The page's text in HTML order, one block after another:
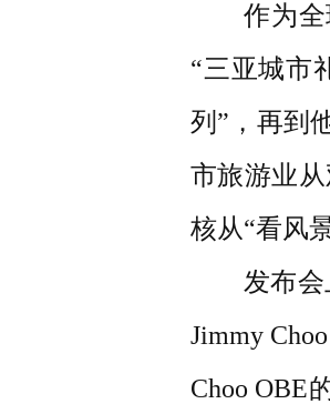
作为
“三亚城市
列”，再到
市旅游业
核从“看风
发布
Jimmy
Choo OBE